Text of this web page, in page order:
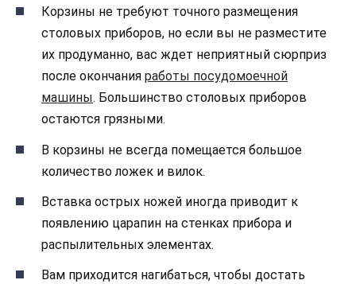
Корзины не требуют точного размещения
столовых приборов, но если вы не разместите
их продуманно, вас ждет неприятный сюрприз
после окончания работы посудомоечной
машины. Большинство столовых приборов
остаются грязными.
В корзины не всегда помещается большое
количество ложек и вилок.
Вставка острых ножей иногда приводит к
появлению царапин на стенках прибора и
распылительных элементах.
Вам приходится нагибаться, чтобы достать